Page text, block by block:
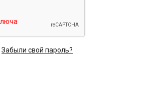
Забыли свой пароль?